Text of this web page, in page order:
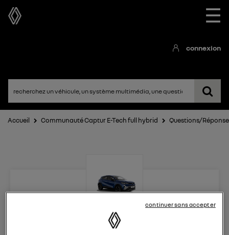
☰
connexion
Accueil Communauté Captur E-Tech full hybrid Questions/
Captur E-Tech full hybrid
continuer sans accepter